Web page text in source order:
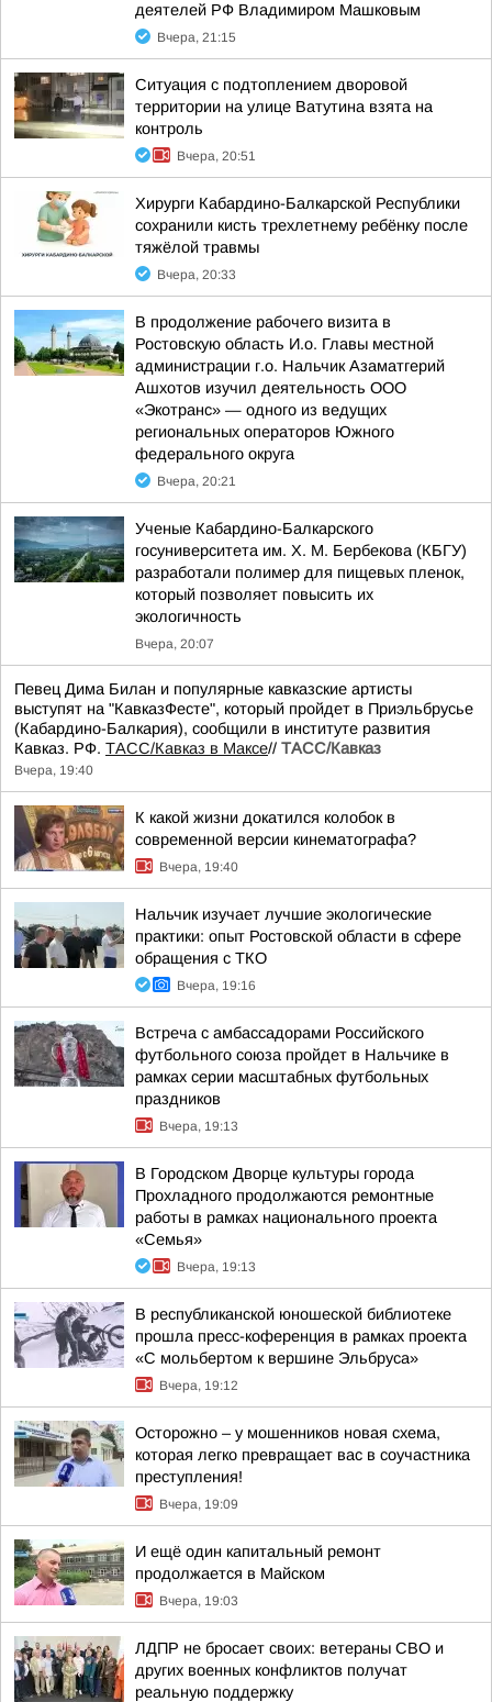
деятелей РФ Владимиром Машковым
Вчера, 21:15
Ситуация с подтоплением дворовой
территории на улице Ватутина взята на
контроль
Вчера, 20:51
Хирурги Кабардино-Балкарской Республики
сохранили кисть трехлетнему ребёнку после
тяжёлой травмы
Вчера, 20:33
В продолжение рабочего визита в
Ростовскую область И.о. Главы местной
администрации г.о. Нальчик Азаматгерий
Ашхотов изучил деятельность ООО
«Экотранс» — одного из ведущих
региональных операторов Южного
федерального округа
Вчера, 20:21
Ученые Кабардино-Балкарского
госуниверситета им. Х. М. Бербекова (КБГУ)
разработали полимер для пищевых пленок,
который позволяет повысить их
экологичность
Вчера, 20:07
Певец Дима Билан и популярные кавказские артисты
выступят на "КавказФесте", который пройдет в Приэльбрусье
(Кабардино-Балкария), сообщили в институте развития
Кавказ. РФ. ТАСС/Кавказ в Максе// ТАСС/Кавказ
Вчера, 19:40
К какой жизни докатился колобок в
современной версии кинематографа?
Вчера, 19:40
Нальчик изучает лучшие экологические
практики: опыт Ростовской области в сфере
обращения с ТКО
Вчера, 19:16
Встреча с амбассадорами Российского
футбольного союза пройдет в Нальчике в
рамках серии масштабных футбольных
праздников
Вчера, 19:13
В Городском Дворце культуры города
Прохладного продолжаются ремонтные
работы в рамках национального проекта
«Семья»
Вчера, 19:13
В республиканской юношеской библиотеке
прошла пресс-коференция в рамках проекта
«С мольбертом к вершине Эльбруса»
Вчера, 19:12
Осторожно – у мошенников новая схема,
которая легко превращает вас в соучастника
преступления!
Вчера, 19:09
И ещё один капитальный ремонт
продолжается в Майском
Вчера, 19:03
ЛДПР не бросает своих: ветераны СВО и
других военных конфликтов получат
реальную поддержку